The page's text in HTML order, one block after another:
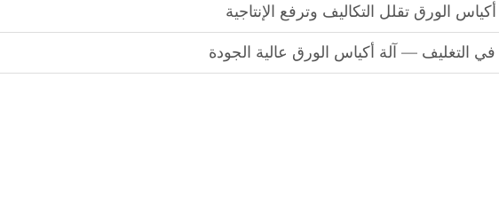
أكياس الورق تقلل التكاليف وترفع الإنتاجية
التغليف — آلة أكياس الورق عالية الجودة